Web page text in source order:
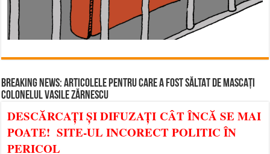
BREAKING NEWS: ARTICOLELE PENTRU CARE A FOST SĂLTAT DE MASCAȚI
COLONELUL VASILE ZĂRNESCU
DESCĂRCAȚI ȘI DIFUZAȚI CÂT ÎNCĂ SE MAI
POATE! SITE-UL INCORECT POLITIC ÎN
PERICOL